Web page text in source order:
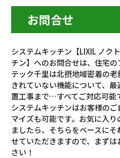
お問合せ
システムキッチン【LIXIL ノク
チン】へのお問合せは、住宅の
テック千里は北摂地域密着の
きれていない機能について、
置工事まで…すべてご対応可能
システムキッチンはお客様の
マイズも可能です。お気に入
ましたら、そちらをベースに
せていただきますので、まず
さい！